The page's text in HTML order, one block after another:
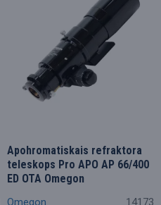
Omegon 14173
Apohromatiskais refraktora
teleskops Pro APO AP 66/400
ED OTA Omegon